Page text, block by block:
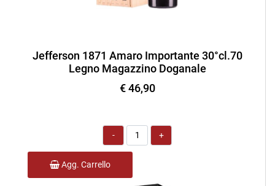
Jefferson 1871 Amaro Importante 30°cl.70
Legno Magazzino Doganale
€ 46,90
Quantità
Agg. Carrello